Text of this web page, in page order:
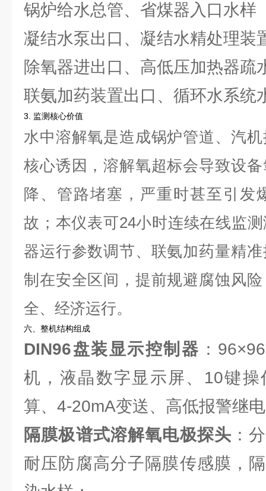
锅炉给水总管、省煤器入口水样
凝结水泵出口、凝结水精处理装
除氧器进出口、高低压加热器疏
联氨加药装置出口、循环水系统
3. 监测核心价值
水中溶解氧是造成锅炉管道、汽
核心诱因，溶解氧超标会导致设
降、管路堵塞，严重时甚至引发
故；本仪表可24小时连续在线监
器运行参数调节、联氨加药量精
制在安全区间，提前规避腐蚀风
全、经济运行。
六、整机结构组成
DIN96盘装显示控制器 ：
机，液晶数字显示屏、10键
算、4-20mA变送、高低报警继
隔膜极谱式溶解氧电极探头 ：
耐压防腐高分子隔膜传感膜，